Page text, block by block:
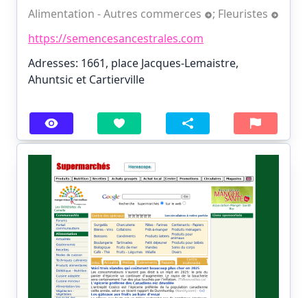
Alimentation - Autres commerces
; Fleuristes
https://semencesancestrales.com
Adresses: 1661, place Jacques-Lemaistre,
Ahuntsic et Cartierville